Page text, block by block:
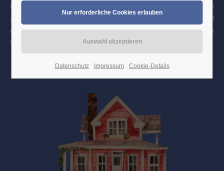
Anmelden
Lost your password?
Support
Lorem ipsum dolor sit amet:
/ 365days
Kinder im Alter von 15 Monaten bis 3 Jahren finden in unseren Räumen
alles, um sich persönlich zu entfalten. Die starke Elterngemeinschaft und
die liebevollen Fachkräfte sorgen seit Januar 2008 für einen hohen
Wohlfühlfaktor.
Datenschutz Impressum Cookie-Details